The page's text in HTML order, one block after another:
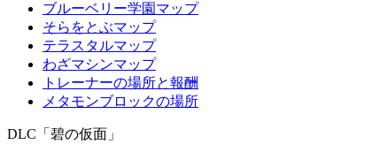
ブルーベリー学園マップ
そらをとぶマップ
テラスタルマップ
わざマシンマップ
トレーナーの場所と報酬
メタモンブロックの場所
DLC「碧の仮面」